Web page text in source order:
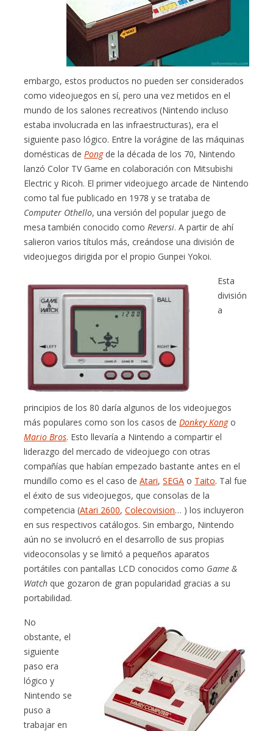
embargo, estos productos no pueden ser considerados
como videojuegos en sí, pero una vez metidos en el
mundo de los salones recreativos (Nintendo incluso
estaba involucrada en las infraestructuras), era el
siguiente paso lógico. Entre la vorágine de las máquinas
domésticas de Pongde la década de los 70, Nintendo
lanzó Color TV Game en colaboración con Mitsubishi
Electric y Ricoh. El primer videojuego arcade de Nintendo
como tal fue publicado en 1978 y se trataba de
Computer Othello, una versión del popular juego de
mesa también conocido como Reversi. A partir de ahí
salieron varios títulos más, creándose una división de
videojuegos dirigida por el propio Gunpei Yokoi.
Esta
división
a
principios de los 80 daría algunos de los videojuegos
más populares como son los casos de Donkey Kongo
Mario Bros. Esto llevaría a Nintendo a compartir el
liderazgo del mercado de videojuego con otras
compañías que habían empezado bastante antes en el
mundillo como es el caso deAtari,SEGA o Taito. Tal fue
el éxito de sus videojuegos, que consolas de la
competencia (Atari 2600,Colecovision… ) los incluyeron
en sus respectivos catálogos. Sin embargo, Nintendo
aún no se involucró en el desarrollo de sus propias
videoconsolas y se limitó a pequeños aparatos
portátiles con pantallas LCD conocidos como Game &
Watch que gozaron de gran popularidad gracias a su
portabilidad.
No
obstante, el
siguiente
paso era
lógico y
Nintendo se
puso a
trabajar en